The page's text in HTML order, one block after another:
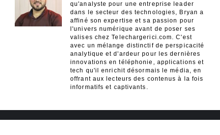
qu'analyste pour une entreprise leader
dans le secteur des technologies, Bryan a
affiné son expertise et sa passion pour
l'univers numérique avant de poser ses
valises chez Telechargerici.com. C'est
avec un mélange distinctif de perspicacité
analytique et d'ardeur pour les dernières
innovations en téléphonie, applications et
tech qu'il enrichit désormais le média, en
offrant aux lecteurs des contenus à la fois
informatifs et captivants.